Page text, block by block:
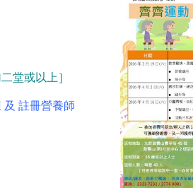
或以上］
及 註冊營養師